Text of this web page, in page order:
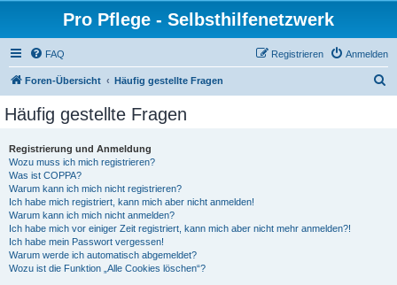
Pro Pflege - Selbsthilfenetzwerk
FAQ Anmelden
Registrieren
Foren-Übersicht Häufig gestellte Fragen
Häufig gestellte Fragen
Registrierung und Anmeldung
Wozu muss ich mich registrieren?
Was ist COPPA?
Warum kann ich mich nicht registrieren?
Ich habe mich registriert, kann mich aber nicht anmelden!
Warum kann ich mich nicht anmelden?
Ich habe mich vor einiger Zeit registriert, kann mich aber nicht mehr anmelden?!
Ich habe mein Passwort vergessen!
Warum werde ich automatisch abgemeldet?
Wozu ist die Funktion „Alle Cookies löschen“?